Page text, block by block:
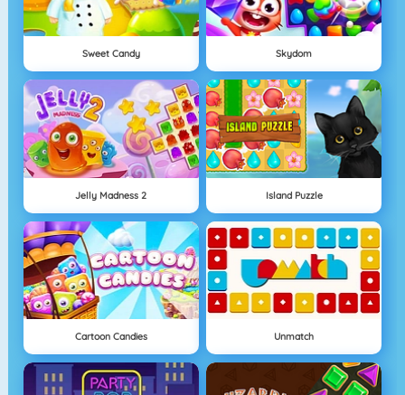
Sweet Candy Skydom
Jelly Madness 2 Island Puzzle
Cartoon Candies Unmatch